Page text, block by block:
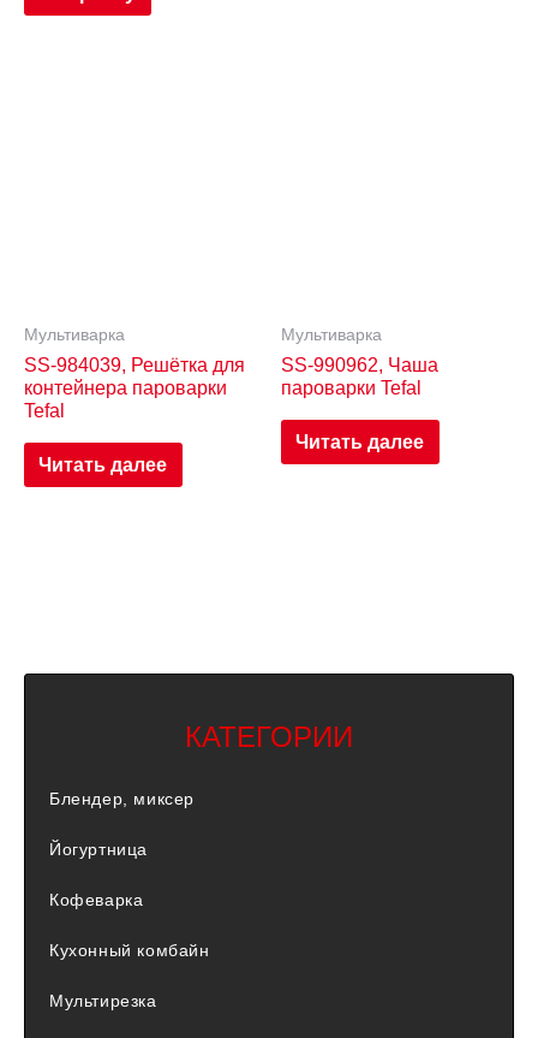
Мультиварка
SS-984039, Решётка для
контейнера пароварки
Tefal
Читать далее
Мультиварка
SS-990962, Чаша
пароварки Tefal
Читать далее
КАТЕГОРИИ
Блендер, миксер
Йогуртница
Кофеварка
Кухонный комбайн
Мультирезка